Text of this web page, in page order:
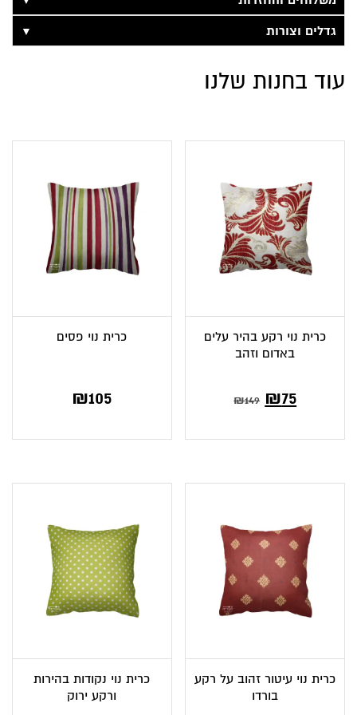
גדלים וצורות
▼
עוד בחנות שלנו
כרית נוי רקע בהיר עלים
באדום וזהב
₪149 ₪75
כרית נוי פסים
₪105
כרית נוי עיטור זהוב על רקע
בורדו
כרית נוי נקודות בהירות
ורקע ירוק